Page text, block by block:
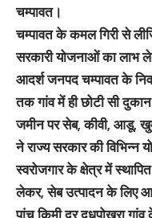
चम्पावत।
चम्पावत के कमल गिरी से
सरकारी योजनाओं का लाभ
आदर्श जनपद चम्पावत के
तक गांव में ही छोटी सी
जमीन पर सेब, कीवी, आडू,
ने राज्य सरकार की
स्वरोजगार के क्षेत्र में
लेकर, सेब उत्पादन के लिए
पांच किमी दूर दूधपोखरा